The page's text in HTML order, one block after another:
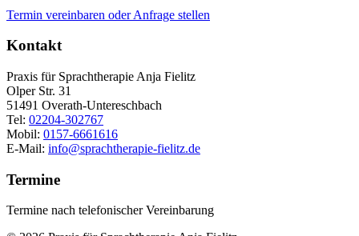
Termin vereinbaren oder Anfrage stellen
Kontakt
Praxis für Sprachtherapie Anja Fielitz
Olper Str. 31
51491 Overath-Untereschbach
Tel: 02204-302767
Mobil: 0157-6661616
E-Mail: info@sprachtherapie-fielitz.de
Termine
Termine nach telefonischer Vereinbarung